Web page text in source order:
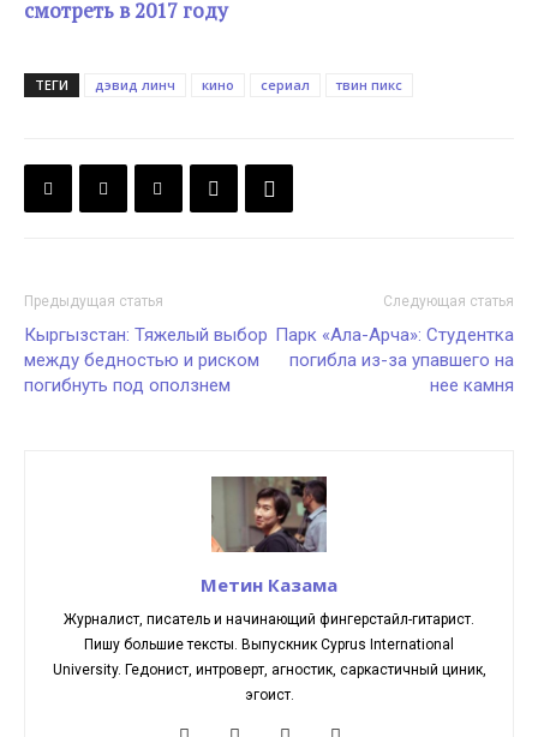
смотреть в 2017 году
ТЕГИ дэвид линч кино сериал твин пикс
Предыдущая статья
Кыргызстан: Тяжелый выбор
между бедностью и риском
погибнуть под оползнем
Следующая статья
Парк «Ала-Арча»: Студентка
погибла из-за упавшего на
нее камня
Метин Казама
Журналист, писатель и начинающий фингерстайл-гитарист.
Пишу большие тексты. Выпускник Cyprus International
University. Гедонист, интроверт, агностик, саркастичный циник,
эгоист.